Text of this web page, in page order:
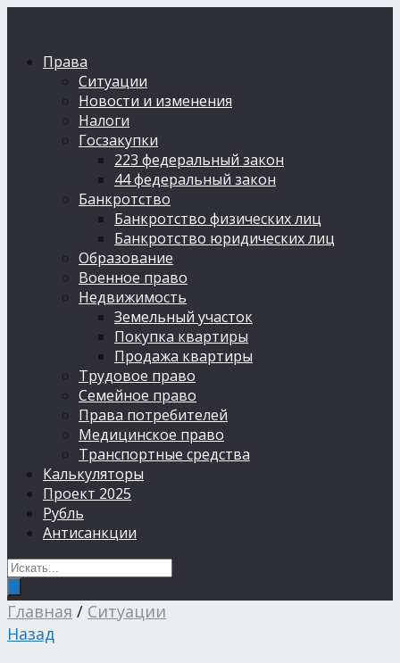
Права
Ситуации
Новости и изменения
Налоги
Госзакупки
223 федеральный закон
44 федеральный закон
Банкротство
Банкротство физических лиц
Банкротство юридических лиц
Образование
Военное право
Недвижимость
Земельный участок
Покупка квартиры
Продажа квартиры
Трудовое право
Семейное право
Права потребителей
Медицинское право
Транспортные средства
Калькуляторы
Проект 2025
Рубль
Антисанкции
Главная / Ситуации
Назад